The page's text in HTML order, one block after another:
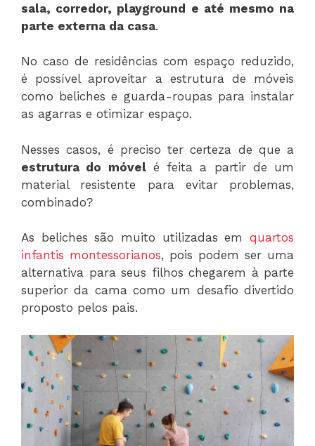
sala, corredor, playground e até mesmo na
parte externa da casa.
No caso de residências com espaço reduzido,
é possível aproveitar a estrutura de móveis
como beliches e guarda-roupas para instalar
as agarras e otimizar espaço.
Nesses casos, é preciso ter certeza de que a
estrutura do móvelé feita a partir de um
material resistente para evitar problemas,
combinado?
As beliches são muito utilizadas em quartos
infantis montessorianos, pois podem ser uma
alternativa para seus filhos chegarem à parte
superior da cama como um desafio divertido
proposto pelos pais.